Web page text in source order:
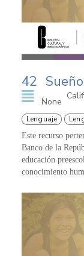
42
None
Lenguaje
Este recurso
Banco de la
educación
conocimiento